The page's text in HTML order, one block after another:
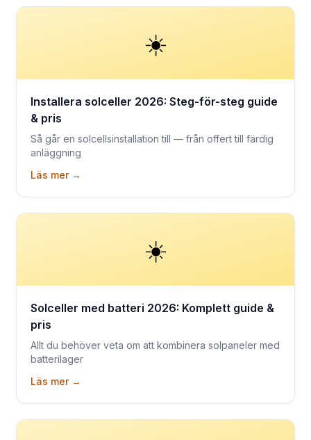
☀️
Installera solceller 2026: Steg-för-steg guide
& pris
Så går en solcellsinstallation till — från offert till färdig
anläggning
Läs mer →
☀️
Solceller med batteri 2026: Komplett guide &
pris
Allt du behöver veta om att kombinera solpaneler med
batterilager
Läs mer →